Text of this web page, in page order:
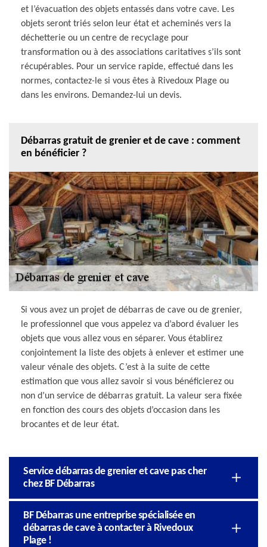
et l’évacuation des objets entassés dans votre cave. Les
objets seront triés selon leur état et acheminés vers la
déchetterie ou un centre de recyclage pour
transformation ou à des associations caritatives s’ils sont
récupérables. Pour un service rapide, effectué dans les
normes, contactez-le si vous êtes à Rivedoux Plage ou
dans les environs. Demandez-lui un devis.
Débarras gratuit de grenier et de cave : comment
en bénéficier ?
Si vous avez un projet de débarras de cave ou de grenier,
le professionnel que vous appelez va d’abord évaluer les
objets que vous allez vous en séparer. Vous établirez
conjointement la liste des objets à enlever et estimer une
valeur vénale des objets. C’est à la suite de cette
estimation que vous allez savoir si vous bénéficierez ou
non d’un service de débarras gratuit. La valeur sera fixée
en fonction des cours des objets d’occasion dans les
brocantes et de leur état.
Service débarras de grenier et cave pas cher
chez BF Débarras
BF Débarras une entreprise spécialisée en
débarras de cave à contacter à Rivedoux
Plage !